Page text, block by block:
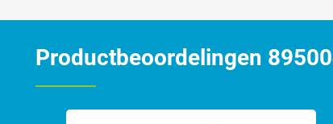
Productbeoordelingen